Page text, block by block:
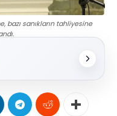
bazı sanıkların tahliyesine